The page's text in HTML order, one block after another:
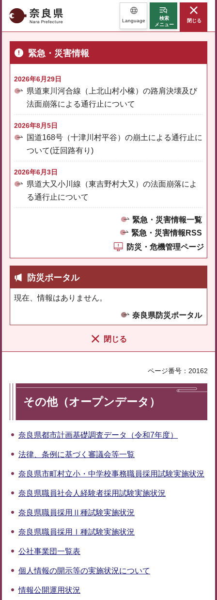
奈良県 Language
検索
メニュー
閉じる
緊急・災害情報
2026年6月29日
県道東川河合線（上北山村小橡）の路肩決壊及び
法面崩落による通行止について
2026年8月5日
国道168号（十津川村平谷）の崩土による通行止に
ついて(迂回路有り)
2026年6月3日
県道大又小川線（東吉野村大又）の法面崩落によ
る通行止について
緊急・災害情報一覧
緊急・災害情報RSS
防災・危機管理ページ
防災ポータル
現在、情報はありません。
奈良県防災ポータル
閉じる
ページ番号：20162
その他（オープンデータ）
奈良県都市計画基礎調査データ（令和7年度）
法律、条例に基づく審議会等一覧
奈良県市町村立小・中学校事務職員採用試験実施状況
奈良県職員社会人経験者採用試験実施状況
奈良県職員採用Ⅱ種試験実施状況
奈良県職員採用Ⅰ種試験実施状況
公社事業団一覧表
個人情報の開示等の実施状況について
情報公開運用状況